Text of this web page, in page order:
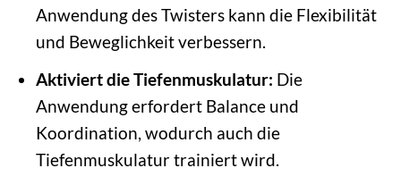
Anwendung des Twisters kann die Flexibilität
und Beweglichkeit verbessern.
Aktiviert die Tiefenmuskulatur: Die
Anwendung erfordert Balance und
Koordination, wodurch auch die
Tiefenmuskulatur trainiert wird.